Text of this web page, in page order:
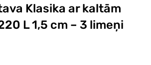
Klasika ar kaltām
L 1,5 cm – 3 limeņi